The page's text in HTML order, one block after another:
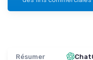
Résumer